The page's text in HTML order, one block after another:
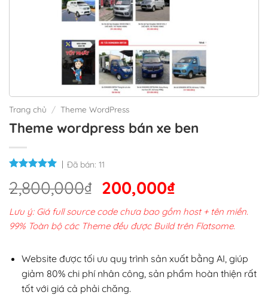
Trang chủ / Theme WordPress
Theme wordpress bán xe ben
Đã bán: 11
2,800,000₫ Giá
gốc
là:
2,800,000₫.
200,000₫Giá
hiện
tại
200,000₫.
Lưu ý: Giá full source code chưa bao gồm host + tên miền.
99% Toàn bộ các Theme đều được Build trên Flatsome.
Website được tối ưu quy trình sản xuất bằng AI, giúp
giảm 80% chi phí nhân công, sản phẩm hoàn thiện rất
tốt với giá cả phải chăng.